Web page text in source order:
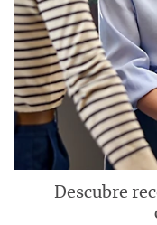
Descubre